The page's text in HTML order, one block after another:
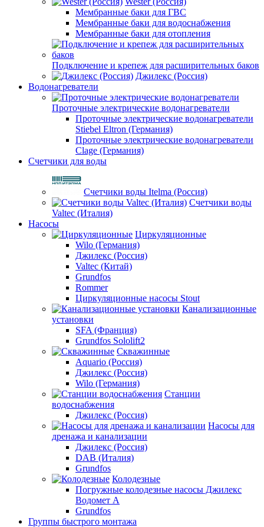
Мембранные баки для ГВС
Мембранные баки для водоснабжения
Мембранные баки для отопления
Подключение и крепеж для расширительных баков
Джилекс (Россия)
Водонагреватели
Проточные электрические водонагреватели
Проточные электрические водонагреватели
Stiebel Eltron (Германия)
Проточные электрические водонагреватели
Clage (Германия)
Счетчики для воды
Счетчики воды Itelma (Россия)
Счетчики воды
Valtec (Италия)
Насосы
Циркуляционные
Wilo (Германия)
Джилекс (Россия)
Valtec (Китай)
Grundfos
Rommer
Циркуляционные насосы Stout
Канализационные
установки
SFA (Франция)
Grundfos Sololift2
Скважинные
Aquario (Россия)
Джилекс (Россия)
Wilo (Германия)
Станции
водоснабжения
Джилекс (Россия)
Насосы для
дренажа и канализации
Джилекс (Россия)
DAB (Италия)
Grundfos
Колодезные
Погружные колодезные насосы Джилекс
Водомет А
Grundfos
Группы быстрого монтажа